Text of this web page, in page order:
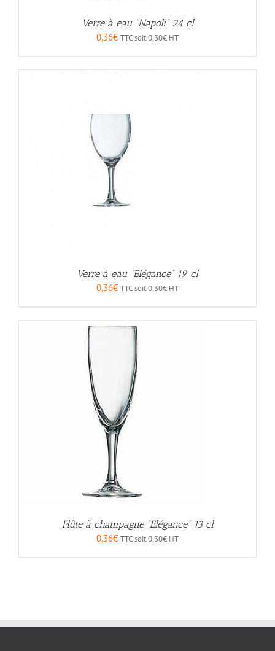
Verre à eau “Napoli” 24 cl
0,36€ TTC soit0,30€ HT
Verre à eau “Elégance” 19 cl
0,36€ TTC soit0,30€ HT
Flûte à champagne “Elégance” 13 cl
0,36€ TTC soit0,30€ HT